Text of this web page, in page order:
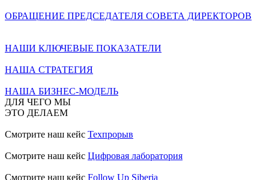
ОБРАЩЕНИЕ ПРЕДСЕДАТЕЛЯ СОВЕТА ДИРЕКТОРОВ
НАШИ КЛЮЧЕВЫЕ ПОКАЗАТЕЛИ
НАША СТРАТЕГИЯ
НАША БИЗНЕС-МОДЕЛЬ
ДЛЯ ЧЕГО МЫ
ЭТО ДЕЛАЕМ
Смотрите наш кейс Техпрорыв
Смотрите наш кейс Цифровая лаборатория
Смотрите наш кейс Follow Up Siberia